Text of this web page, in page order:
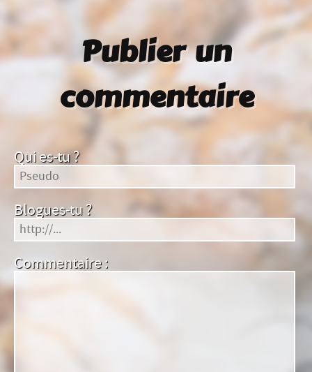
Publier un
commentaire
Qui es-tu ?
Blogues-tu ?
Commentaire :